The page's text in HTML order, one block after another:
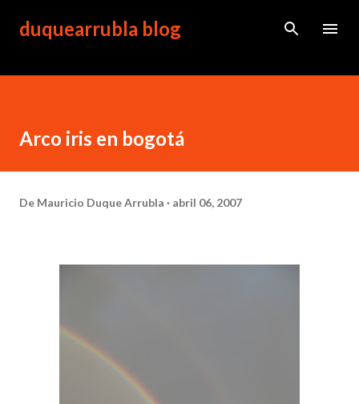
Ir al contenido principal
duquearrubla blog
Arco iris en bogotá
De Mauricio Duque Arrubla abril 06, 2007